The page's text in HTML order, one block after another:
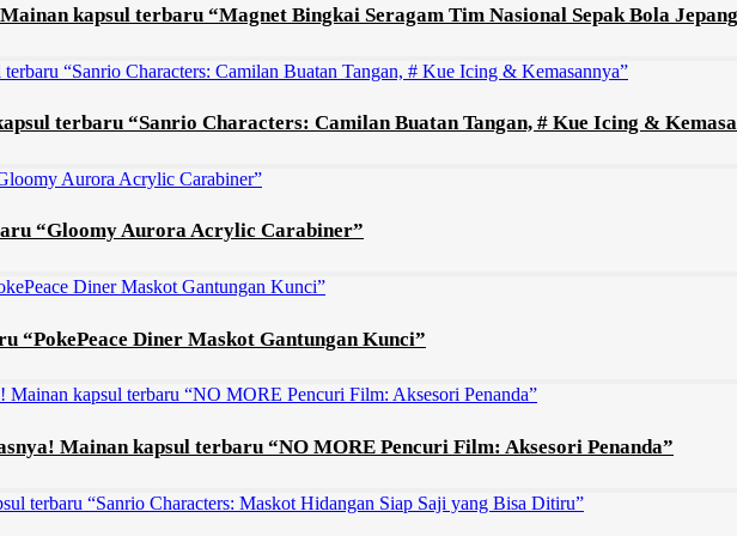
kapsul terbaru “Magnet Bingkai Seragam Tim Nasional Sepak Bola
terbaru “Sanrio Characters: Camilan Buatan Tangan, # Kue Icing &
“Gloomy Aurora Acrylic Carabiner”
“PokePeace Diner Maskot Gantungan Kunci”
Mainan kapsul terbaru “NO MORE Pencuri Film: Aksesori Penanda”